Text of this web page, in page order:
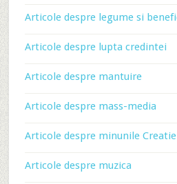
Articole despre legume si
Articole despre lupta credintei
Articole despre mantuire
Articole despre mass-media
Articole despre minunile
Articole despre muzica